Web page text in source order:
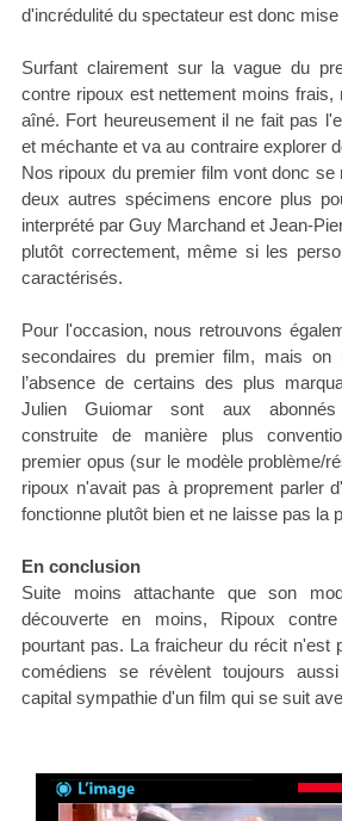
d'incrédulité du spectateur est donc mise
Surfant clairement sur la vague du
contre ripoux est nettement moins frais,
aîné. Fort heureusement il ne fait pas
et méchante et va au contraire explorer
Nos ripoux du premier film vont donc se
deux autres spécimens encore plus
interprété par Guy Marchand et Jean-
plutôt correctement, même si les
caractérisés.
Pour l'occasion, nous retrouvons
secondaires du premier film, mais on
l’absence de certains des plus
Julien Guiomar sont aux abonnés
construite de manière plus
premier opus (sur le modèle problème/
ripoux n'avait pas à proprement parler
fonctionne plutôt bien et ne laisse pas la
En conclusion
Suite moins attachante que son
découverte en moins, Ripoux
pourtant pas. La fraicheur du récit n'est
comédiens se révèlent toujours
capital sympathie d'un film qui se suit